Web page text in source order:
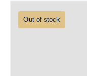
Out of stock